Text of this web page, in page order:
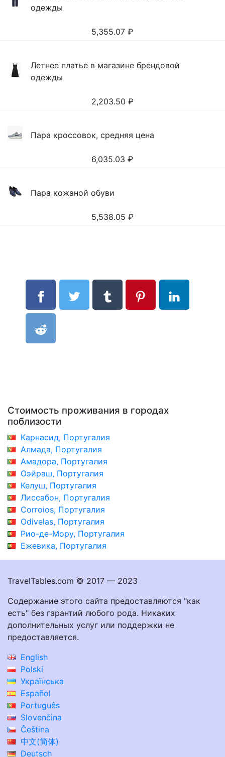
одежды
5,355.07 ₽
Летнее платье в магазине брендовой
одежды
2,203.50 ₽
Пара кроссовок, средняя цена
6,035.03 ₽
Пара кожаной обуви
5,538.05 ₽
Стоимость проживания в городах
поблизости
Карнасид, Португалия
Алмада, Португалия
Амадора, Португалия
Оэйраш, Португалия
Келуш, Португалия
Лиссабон, Португалия
Corroios, Португалия
Odivelas, Португалия
Рио-де-Мору, Португалия
Ежевика, Португалия
TravelTables.com © 2017 — 2023
Содержание этого сайта предоставляются "как
есть" без гарантий любого рода. Никаких
дополнительных услуг или поддержки не
предоставляется.
English
Polski
Українська
Español
Português
Slovenčina
Čeština
中文(简体)
Deutsch